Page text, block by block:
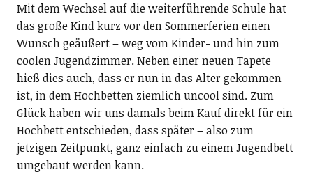
Mit dem Wechsel auf die weiterführende Schule hat
das große Kind kurz vor den Sommerferien einen
Wunsch geäußert – weg vom Kinder- und hin zum
coolen Jugendzimmer. Neben einer neuen Tapete
hieß dies auch, dass er nun in das Alter gekommen
ist, in dem Hochbetten ziemlich uncool sind. Zum
Glück haben wir uns damals beim Kauf direkt für ein
Hochbett entschieden, dass später – also zum
jetzigen Zeitpunkt, ganz einfach zu einem Jugendbett
umgebaut werden kann.